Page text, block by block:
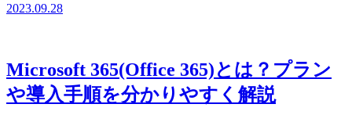
2023.09.28
Microsoft 365(Office 365)とは？プラン
や導入手順を分かりやすく解説